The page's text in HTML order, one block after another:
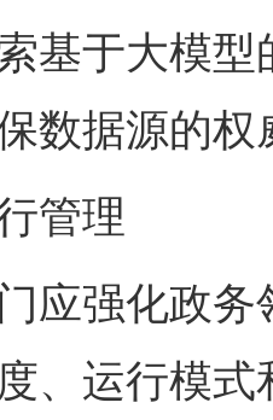
基于大模
数据源的
管理
强化政务
、运行模